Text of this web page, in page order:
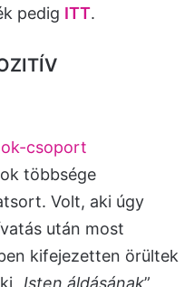
pedig ITT.
csoport
többsége
Volt, aki úgy
után most
kifejezetten örültek
„ Isten áldásának”